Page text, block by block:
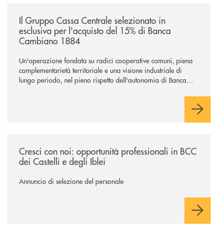
Il Gruppo Cassa Centrale selezionato in
esclusiva per l'acquisto del 15% di Banca
Cambiano 1884
Un'operazione fondata su radici cooperative comuni, piena
complementarietà territoriale e una visione industriale di
lungo periodo, nel pieno rispetto dell'autonomia di Banca
negoziazione esclusiva per la finalizzazione dell’operazione.
Cresci con noi: opportunità professionali in BCC
dei Castelli e degli Iblei
Annuncio di selezione del personale